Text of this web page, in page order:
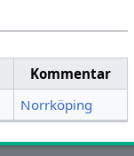
Kommentar
Norrköping